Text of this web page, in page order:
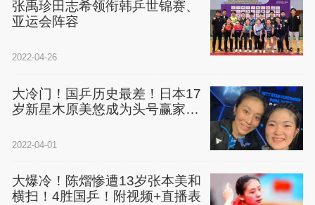
张禹珍田志希领衔韩乒世锦赛、
亚运会阵容
2022-04-26
大冷门！国乒历史最差！日本17
岁新星木原美悠成为头号赢家，
2022-04-01
大爆冷！陈熠惨遭13岁张本美和
横扫！4胜国乒！附视频+直播表